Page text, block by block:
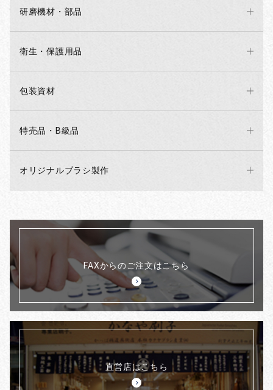
研磨機材・部品
衛生・保護用品
包装資材
特売品・B級品
オリジナルブラシ製作
FAXからのご注文はこちら
直営店はこちら